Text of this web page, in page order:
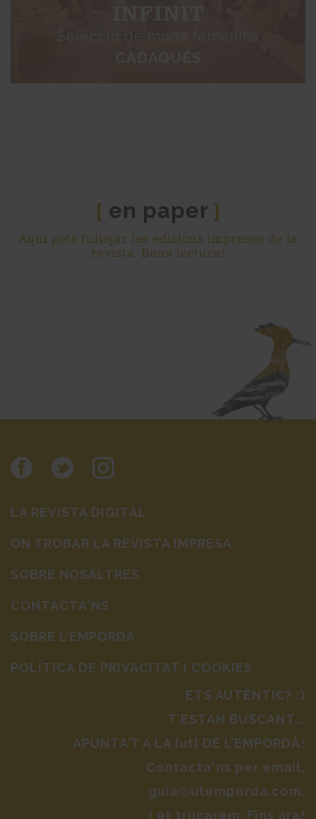
INFINIT
Selecció de moda femenina
CADAQUÉS
[ en paper ]
Aquí pots fullejar les edicions impreses de la
revista. Bona lectura!
LA REVISTA DIGITAL
ON TROBAR LA REVISTA IMPRESA
SOBRE NOSALTRES
CONTACTA'NS
SOBRE L’EMPORDÀ
POLÍTICA DE PRIVACITAT I COOKIES
ETS AUTÈNTIC? :)
T’ESTAN BUSCANT...
APUNTA’T A LA [ut] DE L’EMPORDÀ!
Contacta'ns per email,
guia@utemporda.com,
i et trucarem. Fins ara!